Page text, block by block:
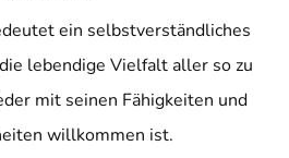
ein selbstverständliches
lebendige Vielfalt aller so zu
mit seinen Fähigkeiten und
willkommen ist.